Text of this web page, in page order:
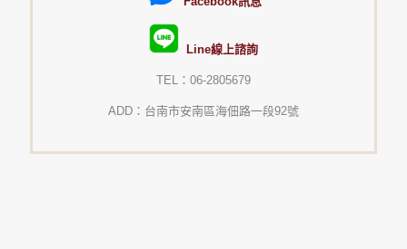
Line線上諮詢
TEL：06-2805679
ADD：台南市安南區海佃路一段92號